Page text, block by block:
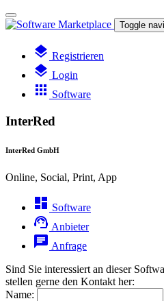
Toggle
layers Registrieren
layers Login
apps Software
InterRed
InterRed GmbH
Online, Social, Print, App
dashboard Software
support_agent Anbieter
chat Anfrage
Sind Sie interessiert an dieser
stellen gerne den Kontakt her:
Name: